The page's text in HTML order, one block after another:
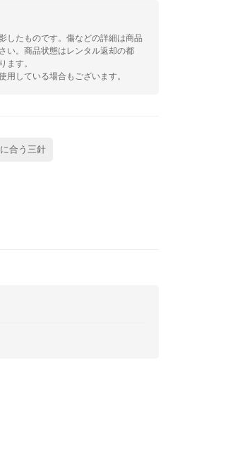
したものです。傷などの詳細は商品
い。商品状態はレンタル返却の都
ます。
用している場合もございます。
合う三針